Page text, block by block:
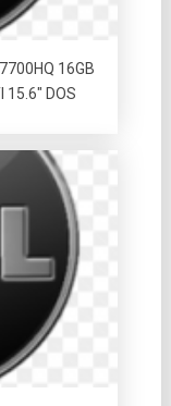
16GB
15.6″ DOS